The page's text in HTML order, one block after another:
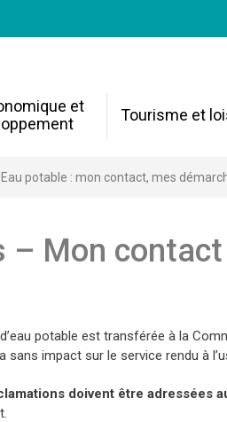
et
Tourisme et
Eau potable : mon contact, mes
– Mon contact
potable est transférée à la
impact sur le service rendu à
doivent être adressées